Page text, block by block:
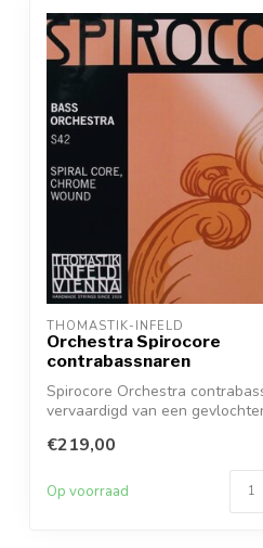
THOMASTIK-INFELD
Orchestra Spirocore
contrabassnaren
Spirocore Orchestra
vervaardigd van een
€219,00
Op voorraad